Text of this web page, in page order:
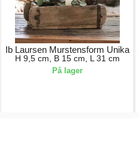
Ib Laursen Murstensform Unika
H 9,5 cm, B 15 cm, L 31 cm
På lager